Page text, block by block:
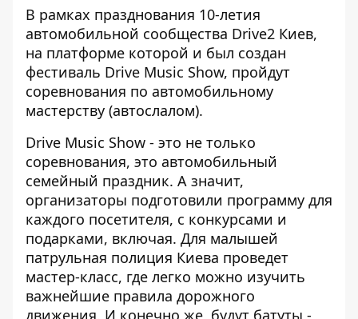
В рамках празднования 10-летия
автомобильной сообщества Drive2 Киев,
на платформе которой и был создан
фестиваль Drive Music Show, пройдут
соревнования по автомобильному
мастерству (автослалом).
Drive Music Show - это не только
соревнования, это автомобильный
семейный праздник. А значит,
организаторы подготовили программу для
каждого посетителя, с конкурсами и
подарками, включая. Для малышей
патрульная полиция Киева проведет
мастер-класс, где легко можно изучить
важнейшие правила дорожного
движения. И конечно же, будут батуты -